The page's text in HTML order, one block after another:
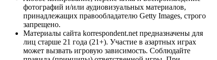
фотографий и/или аудиовизуальных материалов,
принадлежащих правообладателю Getty Images, строго
запрещено.
Материалы сайта korrespondent.net предназначены для
лиц старше 21 года (21+). Участие в азартных играх
может вызвать игровую зависимость. Соблюдайте